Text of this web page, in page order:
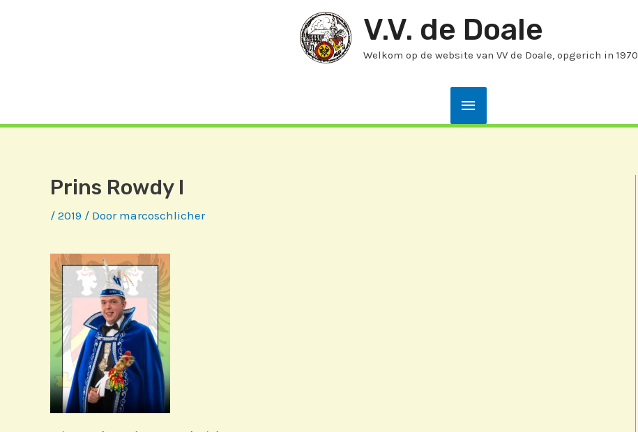
V.V. de Doale
Welkom op de website van VV de Doale, opgerich in 1970
Hoofdmenu
Prins Rowdy I
/ 2019 / Door marcoschlicher